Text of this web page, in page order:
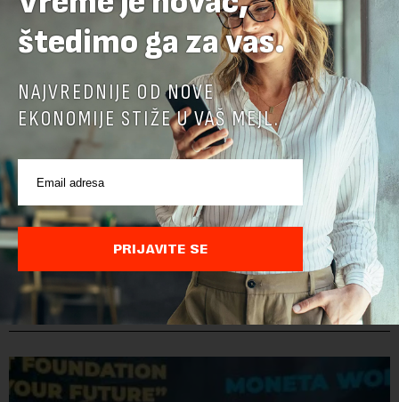
POVEZANI SADRŽAJI
štedimo ga za vas.
NAJVREDNIJE OD NOVE
EKONOMIJE STIŽE U VAŠ MEJL.
PRIJAVITE SE